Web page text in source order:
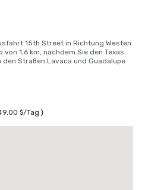
15th Street in Richtung Westen.
1,6 km, nachdem Sie den Texas
Straßen Lavaca und Guadalupe
$/Tag )